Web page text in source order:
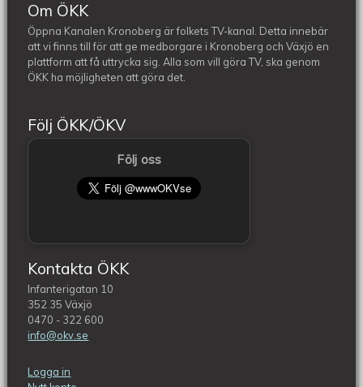
Om ÖKK
Öppna Kanalen Kronoberg är folkets TV-kanal. Detta innebär
att vi finns till för att ge medborgare i Kronoberg och Växjö en
plattform att få uttrycka sig. Alla som vill göra TV, ska genom
ÖKK ha möjligheten att göra det.
Följ ÖKK/ÖKV
Följ oss
Kontakta ÖKK
Infanterigatan 10
352 35 Växjö
0470 - 322 600
info@okv.se
Logga in